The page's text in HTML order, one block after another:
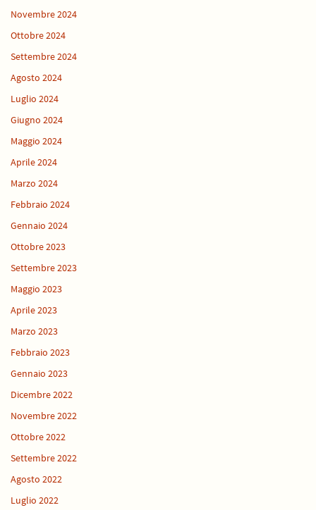
Novembre 2024
Ottobre 2024
Settembre 2024
Agosto 2024
Luglio 2024
Giugno 2024
Maggio 2024
Aprile 2024
Marzo 2024
Febbraio 2024
Gennaio 2024
Ottobre 2023
Settembre 2023
Maggio 2023
Aprile 2023
Marzo 2023
Febbraio 2023
Gennaio 2023
Dicembre 2022
Novembre 2022
Ottobre 2022
Settembre 2022
Agosto 2022
Luglio 2022